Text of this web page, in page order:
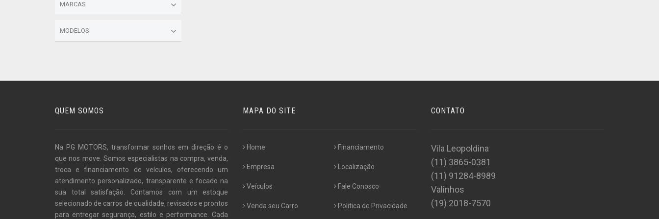
MARCAS
MODELOS
QUEM SOMOS
Na PG MOTORS, transformar sonhos em direção é o
que nos move. Somos especialistas na compra, venda,
troca e financiamento de veículos, oferecendo um
atendimento personalizado, transparente e focado na
sua total satisfação. Contamos com um estoque
selecionado de carros de qualidade, revisados e prontos
para entregar segurança, estilo e performance. Cada
MAPA DO SITE
Home
Empresa
Veículos
Venda seu Carro
Financiamento
Localização
Fale Conosco
Politica de Privacidade
CONTATO
Vila Leopoldina
(11) 3865-0381
(11) 91284-8989
Valinhos
(19) 2018-7570